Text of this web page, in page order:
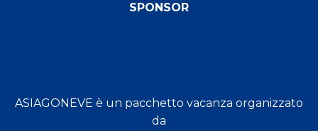
SPONSOR
ASIAGONEVE è un pacchetto vacanza organizzato
da